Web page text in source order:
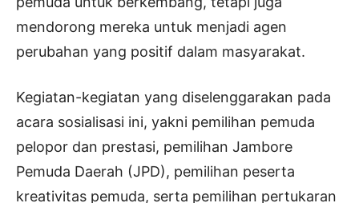
mendorong mereka untuk menjadi agen
perubahan yang positif dalam masyarakat.
Kegiatan-kegiatan yang diselenggarakan pada
acara sosialisasi ini, yakni pemilihan pemuda
pelopor dan prestasi, pemilihan Jambore
Pemuda Daerah (JPD), pemilihan peserta
kreativitas pemuda, serta pemilihan pertukaran